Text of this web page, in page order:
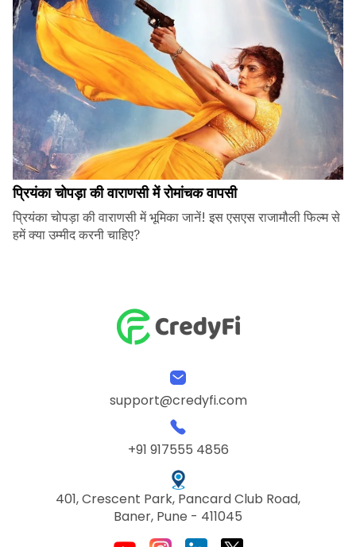
प्रियंका चोपड़ा की वाराणसी में रोमांचक वापसी
प्रियंका चोपड़ा की वाराणसी में भूमिका जानें! इस एसएस राजामौली फिल्म से
हमें क्या उम्मीद करनी चाहिए?
support@credyfi.com
+91 917555 4856
401, Crescent Park, Pancard Club Road,
Baner, Pune - 411045